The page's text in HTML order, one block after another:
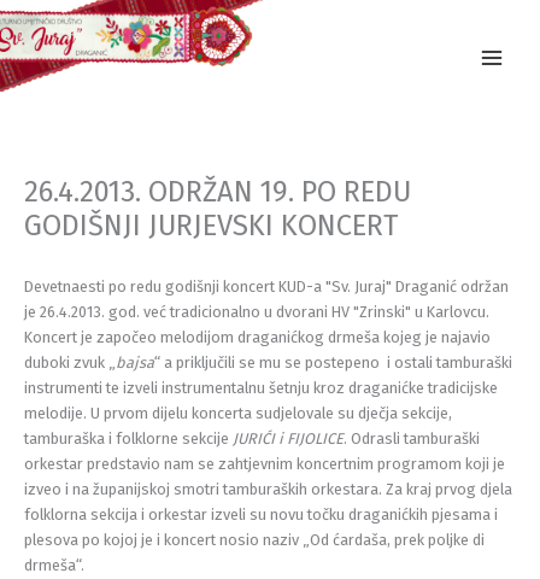
Skip
to
content
26.4.2013. ODRŽAN 19. PO REDU
GODIŠNJI JURJEVSKI KONCERT
Devetnaesti po redu godišnji koncert KUD-a "Sv. Juraj" Draganić održan
je 26.4.2013. god. već tradicionalno u dvorani HV "Zrinski" u Karlovcu.
Koncert je započeo melodijom draganićkog drmeša kojeg je najavio
duboki zvuk „ bajsa“ a priključili se mu se postepeno i ostali tamburaški
instrumenti te izveli instrumentalnu šetnju kroz draganićke tradicijske
melodije. U prvom dijelu koncerta sudjelovale su dječja sekcije,
tamburaška i folklorne sekcije JURIĆI i FIJOLICE. Odrasli tamburaški
orkestar predstavio nam se zahtjevnim koncertnim programom koji je
izveo i na županijskoj smotri tamburaških orkestara. Za kraj prvog djela
folklorna sekcija i orkestar izveli su novu točku draganićkih pjesama i
plesova po kojoj je i koncert nosio naziv „Od ćardaša, prek poljke di
drmeša“.